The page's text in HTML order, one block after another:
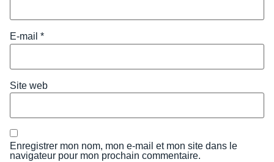
E-mail *
Site web
Enregistrer mon nom, mon e-mail et mon site dans le
navigateur pour mon prochain commentaire.